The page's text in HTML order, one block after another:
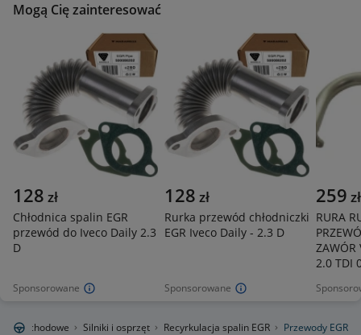
Mogą Cię zainteresować
Sponsorowane
128 zł
Chłodnica spalin EGR
przewód do Iveco Daily 2.3
D
Sponsorowane
128 zł
Rurka przewód chłodniczki
EGR Iveco Daily - 2.3 D
259 zł
RURA
ZAWÓR
2.0 TDI
samochodowe Silniki i osprzęt Recyrkulacja spalin EGR Przewody EGR